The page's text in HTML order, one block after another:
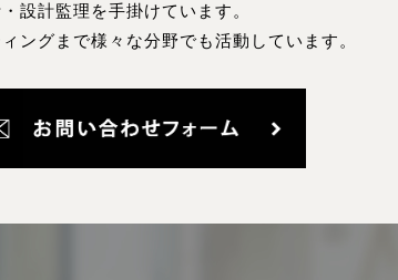
設計監理を手掛けています。
ングまで様々な分野でも活動しています。